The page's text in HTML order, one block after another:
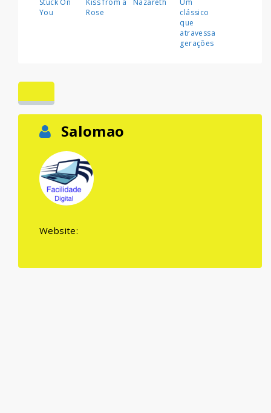
You
Rose
clássico
que
atravessa
gerações
Salomao
Website: